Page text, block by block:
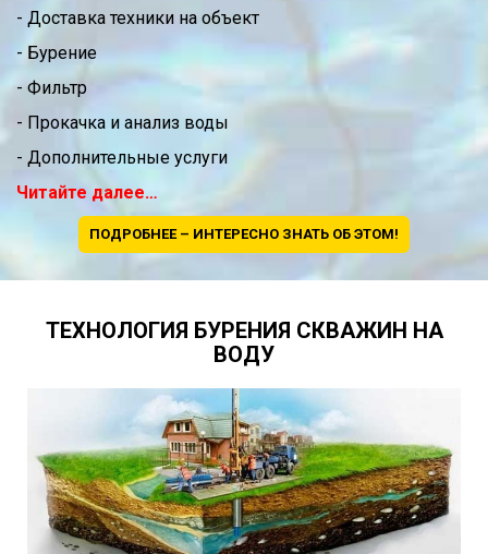
- Доставка техники на объект
- Бурение
- Фильтр
- Прокачка и анализ воды
- Дополнительные услуги
Читайте далее…
ПОДРОБНЕЕ – ИНТЕРЕСНО ЗНАТЬ ОБ ЭТОМ!
ТЕХНОЛОГИЯ БУРЕНИЯ СКВАЖИН НА
ВОДУ